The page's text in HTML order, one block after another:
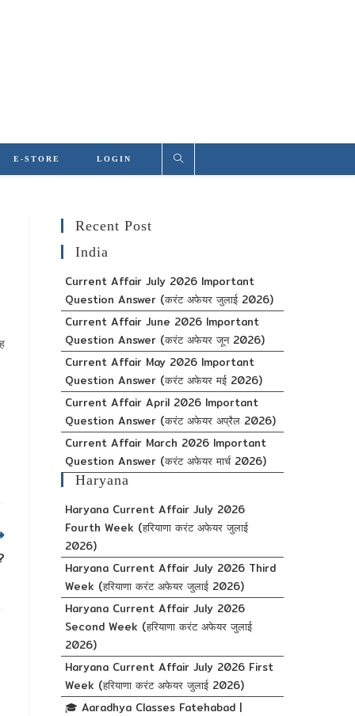
E-STORE LOGIN
Recent Post
India
Current Affair July 2026 Important
Question Answer (करंट अफेयर जुलाई 2026)
Current Affair June 2026 Important
Question Answer (करंट अफेयर जून 2026)
Current Affair May 2026 Important
Question Answer (करंट अफेयर मई 2026)
Current Affair April 2026 Important
Question Answer (करंट अफेयर अप्रैल 2026)
Current Affair March 2026 Important
Question Answer (करंट अफेयर मार्च 2026)
Haryana
Haryana Current Affair July 2026
Fourth Week (हरियाणा करंट अफेयर जुलाई
2026)
Haryana Current Affair July 2026 Third
Week (हरियाणा करंट अफेयर जुलाई 2026)
Haryana Current Affair July 2026
Second Week (हरियाणा करंट अफेयर जुलाई
2026)
Haryana Current Affair July 2026 First
Week (हरियाणा करंट अफेयर जुलाई 2026)
🎓 Aaradhya Classes Fatehabad |